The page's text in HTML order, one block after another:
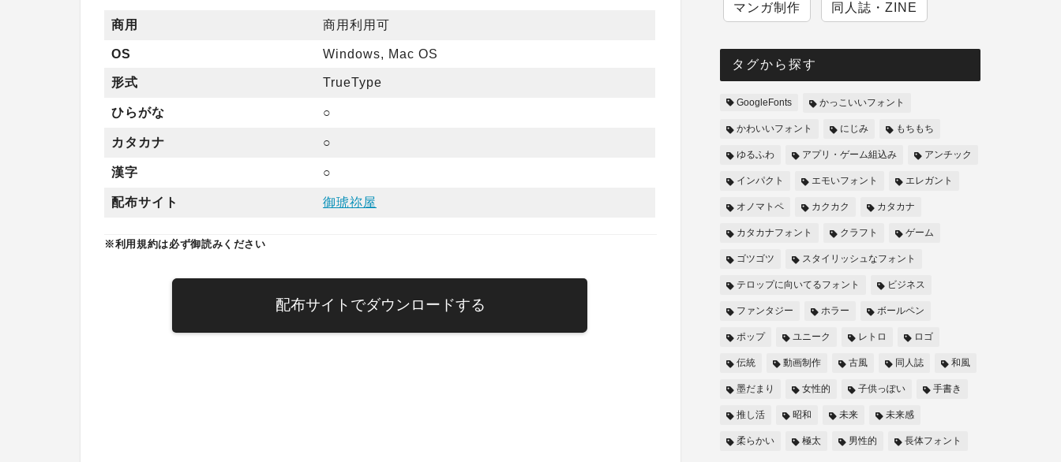
商用 商用利用可
OS Windows, Mac OS
形式 TrueType
ひらがな ○
カタカナ ○
漢字 ○
配布サイト 御琥祢屋
※利用規約は必ず御読みください
配布サイトでダウンロードする
マンガ制作 同人誌・ZINE
タグから探す
GoogleFonts かっこいいフォント
かわいいフォント にじみ もちもち
ゆるふわ アプリ・ゲーム組込み アンチック
インパクト エモいフォント エレガント
オノマトペ カクカク カタカナ
カタカナフォント クラフト ゲーム
ゴツゴツ スタイリッシュなフォント
テロップに向いてるフォント ビジネス
ファンタジー ホラー ボールペン
ポップ ユニーク レトロ ロゴ
伝統 動画制作 古風 同人誌 和風
墨だまり 女性的 子供っぽい 手書き
推し活 昭和 未来 未来感
柔らかい 極太 男性的 長体フォント